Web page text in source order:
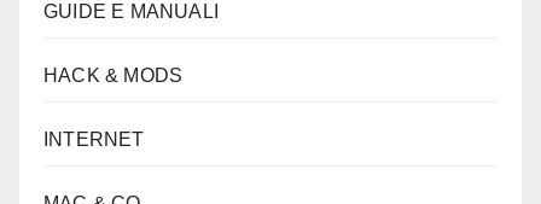
GUIDE E MANUALI
HACK & MODS
INTERNET